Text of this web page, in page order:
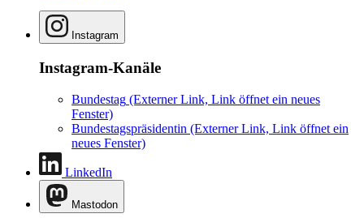
Instagram
Instagram-Kanäle
Bundestag (Externer Link, Link öffnet ein neues
Fenster)
Bundestagspräsidentin (Externer Link, Link öffnet ein
neues Fenster)
LinkedIn
Mastodon